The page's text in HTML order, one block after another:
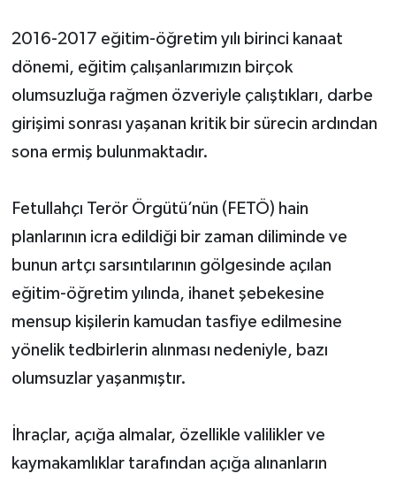
2016-2017 eğitim-öğretim yılı birinci kanaat
dönemi, eğitim çalışanlarımızın birçok
olumsuzluğa rağmen özveriyle çalıştıkları, darbe
girişimi sonrası yaşanan kritik bir sürecin ardından
sona ermiş bulunmaktadır.
Fetullahçı Terör Örgütü’nün (FETÖ) hain
planlarının icra edildiği bir zaman diliminde ve
bunun artçı sarsıntılarının gölgesinde açılan
eğitim-öğretim yılında, ihanet şebekesine
mensup kişilerin kamudan tasfiye edilmesine
yönelik tedbirlerin alınması nedeniyle, bazı
olumsuzlar yaşanmıştır.
İhraçlar, açığa almalar, özellikle valilikler ve
kaymakamlıklar tarafından açığa alınanların